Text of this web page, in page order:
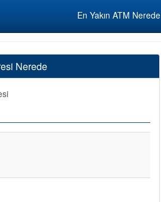
En Yakın ATM Nerede
Nerede